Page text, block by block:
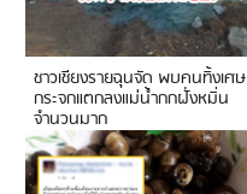
ชาวเชียงรายฉุนจัด พบคนทิ้งเศษ
กระจกแตกลงแม่น้ำกกฝั่งหมิ่น
จำนวนมาก